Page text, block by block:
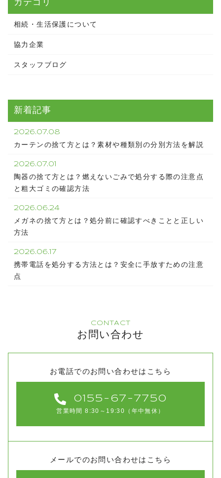
カテゴリ
相続・生活保護について
協力企業
スタッフブログ
新着記事
2026.07.08
カーテンの捨て方とは？素材や種類別の分別方法を解説
2026.07.01
陶器の捨て方とは？燃えないごみで処分する際の注意点
と粗大ゴミの確認方法
2026.06.24
メガネの捨て方とは？処分前に確認すべきことと正しい
方法
2026.06.17
携帯電話を処分する方法とは？安全に手放すための注意
点
CONTACT
お問い合わせ
お電話でのお問い合わせはこちら
0155-67-7750
営業時間 8:30～19:30（年中無休）
メールでのお問い合わせはこちら